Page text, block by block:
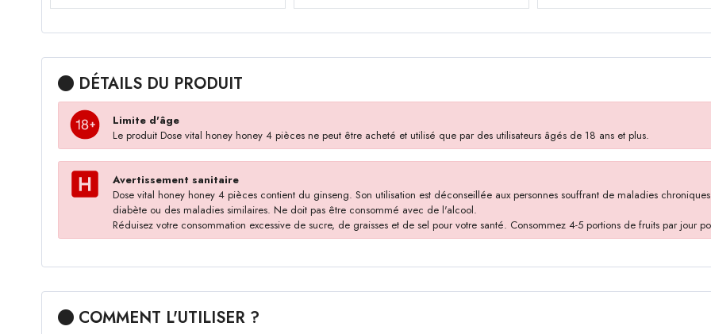
DÉTAILS DU PRODUIT
Limite d'âge
Le produit Dose vital honey honey 4 pièces ne peut être acheté et utilisé que par des utilisateurs âgés de 18 ans et plus.
Avertissement sanitaire
Dose vital honey honey 4 pièces contient du ginseng. Son utilisation est déconseillée aux personnes souffrant de maladies
diabète ou des maladies similaires. Ne doit pas être consommé avec de l'alcool.
Réduisez votre consommation excessive de sucre, de graisses et de sel pour votre santé. Consommez 4-5 portions de fruits par jour
COMMENT L'UTILISER ?